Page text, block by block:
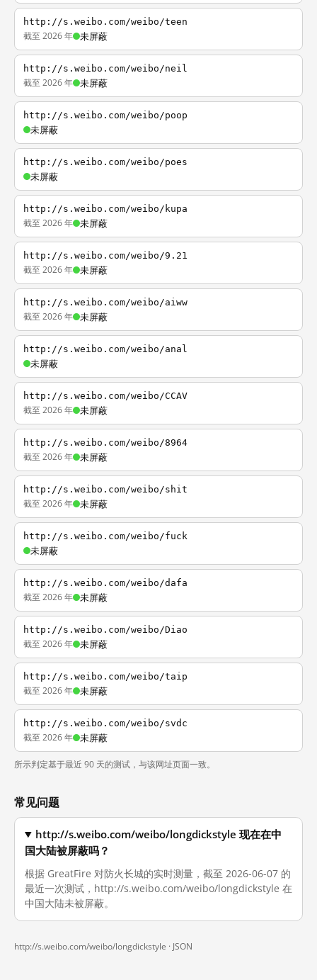
http://s.weibo.com/weibo/teen
截至 2026 年 未屏蔽
http://s.weibo.com/weibo/neil
截至 2026 年 未屏蔽
http://s.weibo.com/weibo/poop
未屏蔽
http://s.weibo.com/weibo/poes
未屏蔽
http://s.weibo.com/weibo/kupa
截至 2026 年 未屏蔽
http://s.weibo.com/weibo/9.21
截至 2026 年 未屏蔽
http://s.weibo.com/weibo/aiww
截至 2026 年 未屏蔽
http://s.weibo.com/weibo/anal
未屏蔽
http://s.weibo.com/weibo/CCAV
截至 2026 年 未屏蔽
http://s.weibo.com/weibo/8964
截至 2026 年 未屏蔽
http://s.weibo.com/weibo/shit
截至 2026 年 未屏蔽
http://s.weibo.com/weibo/fuck
未屏蔽
http://s.weibo.com/weibo/dafa
截至 2026 年 未屏蔽
http://s.weibo.com/weibo/Diao
截至 2026 年 未屏蔽
http://s.weibo.com/weibo/taip
截至 2026 年 未屏蔽
http://s.weibo.com/weibo/svdc
截至 2026 年 未屏蔽
所示判定基于最近 90 天的测试，与该网址页面一致。
常见问题
http://s.weibo.com/weibo/longdickstyle 现在在中
国大陆被屏蔽吗？
根据 GreatFire 对防火长城的实时测量，截至 2026-06-07 的
最近一次测试，http://s.weibo.com/weibo/longdickstyle 在
中国大陆未被屏蔽。
http://s.weibo.com/weibo/longdickstyle · JSON